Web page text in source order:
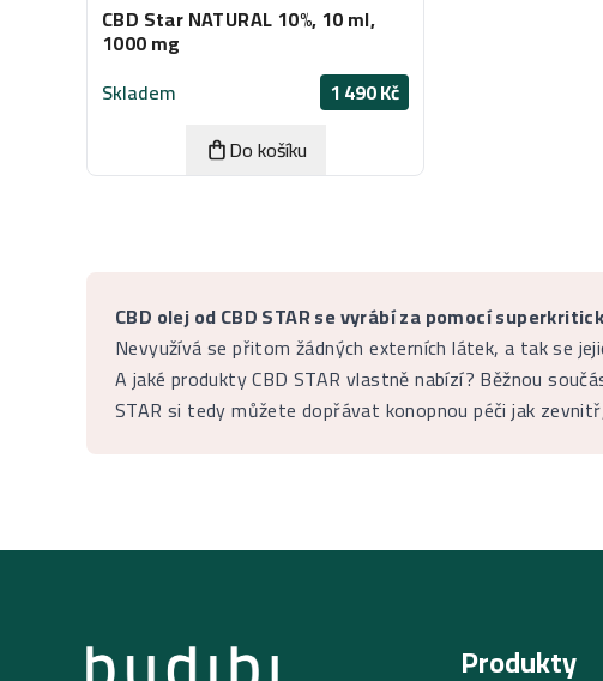
CBD Star NATURAL 10%, 10 ml,
1000 mg
Skladem
1 490 Kč
Do košíku
CBD olej od CBD STAR se vyrábí za pomocí
Nevyužívá se přitom žádných externích látek, a tak se
A jaké produkty CBD STAR vlastně nabízí? Běžnou
STAR si tedy můžete dopřávat konopnou péči jak
Produkty